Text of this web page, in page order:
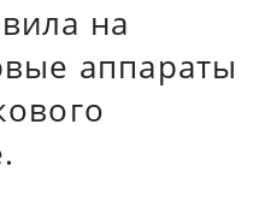
на
аппараты